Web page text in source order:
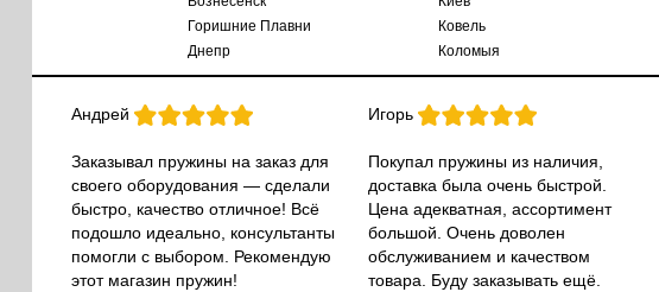
Горишние Плавни
Днепр
Ковель
Коломыя
Андрей
Заказывал пружины на заказ для
своего оборудования — сделали
быстро, качество отличное! Всё
подошло идеально, консультанты
помогли с выбором. Рекомендую
этот магазин пружин!
Игорь
Покупал пружины из наличия,
доставка была очень быстрой.
Цена адекватная, ассортимент
большой. Очень доволен
обслуживанием и качеством
товара. Буду заказывать ещё.